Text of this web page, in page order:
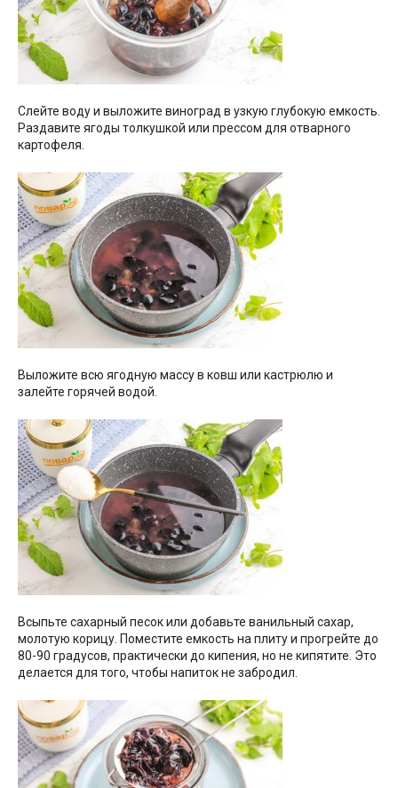
Слейте воду и выложите виноград в узкую глубокую емкость.
Раздавите ягоды толкушкой или прессом для отварного
картофеля.
Выложите всю ягодную массу в ковш или кастрюлю и
залейте горячей водой.
Всыпьте сахарный песок или добавьте ванильный сахар,
молотую корицу. Поместите емкость на плиту и прогрейте до
80-90 градусов, практически до кипения, но не кипятите. Это
делается для того, чтобы напиток не забродил.